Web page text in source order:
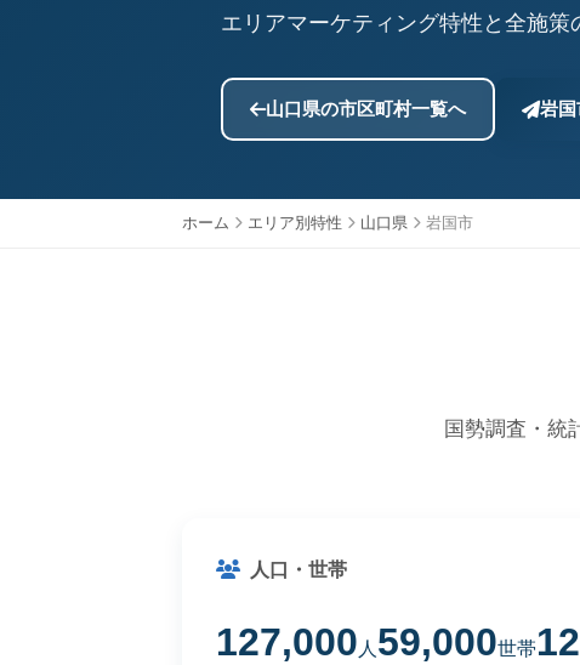
エリアマーケティング特性と全施
山口県の市区町村一覧へ 岩
ホーム エリア別特性 山口県 岩国市
国勢調査・統
人口・世帯
127,000 人 59,000世帯